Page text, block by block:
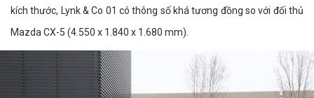
kích thước, Lynk & Co 01 có thông số khá tương đồng so với đối thủ
Mazda CX-5 (4.550 x 1.840 x 1.680 mm).